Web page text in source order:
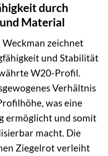
durch
Material
Weckman zeichnet
und Stabilität
W20-Profil.
Verhältnis
was eine
ermöglicht und somit
macht. Die
Ziegelrot verleiht